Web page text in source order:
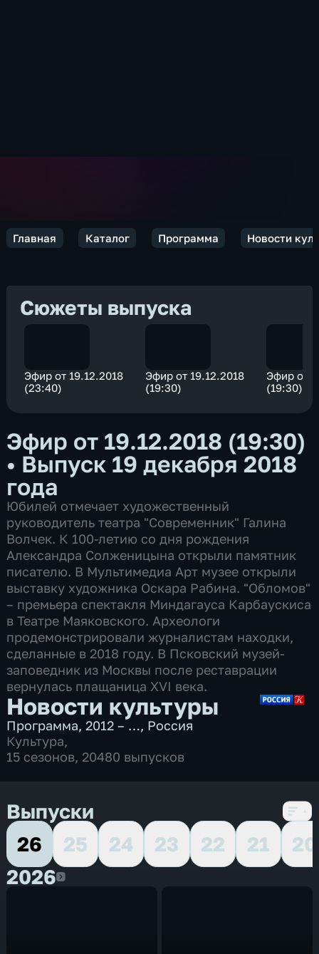
Главная Каталог Программа Новости
Сюжеты выпуска
Эфир от 19.12.2018
(23:40)
Эфир от 19.12.2018
(19:30)
Эфир от
(19:30)
Эфир от 19.12.2018 (19:30)
• Выпуск 19 декабря 2018
года
Юбилей отмечает художественный
руководитель театра "Современник" Галина
Волчек. К 100-летию со дня рождения
Александра Солженицына открыли памятник
писателю. В Мультимедиа Арт музее открыли
выставку художника Оскара Рабина. "Обломов"
– премьера спектакля Миндагауса Карбаускиса
в Театре Маяковского. Археологи
продемонстрировали журналистам находки,
сделанные в 2018 году. В Псковский музей-
заповедник из Москвы после реставрации
вернулась плащаница XVI века.
Новости культуры
Программа,2012 – …, Россия
Культура,
15 сезонов, 20480 выпусков
Выпуски
26
25 24 23 22 21
20
20262026